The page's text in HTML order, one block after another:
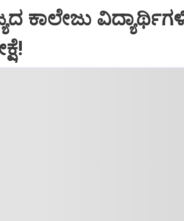
ಕಾಲೇಜು